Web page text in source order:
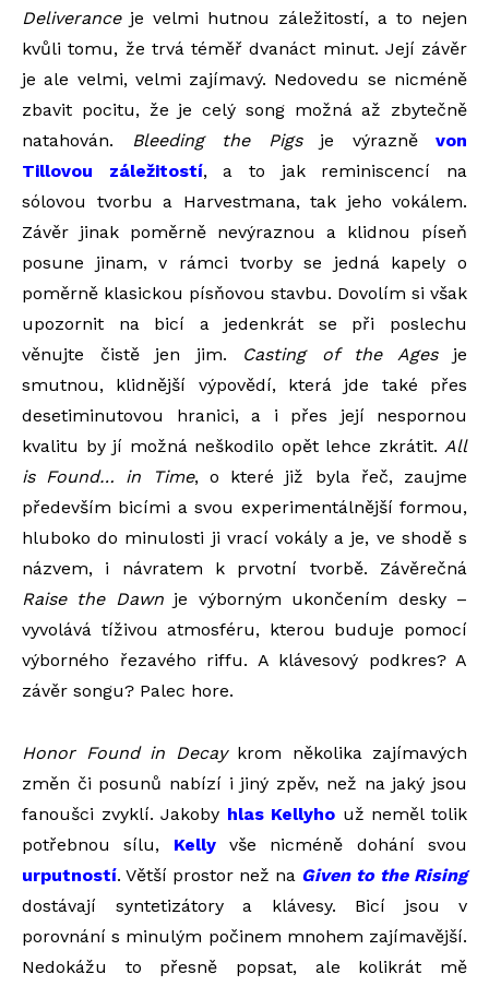
Deliveranceje velmi hutnou záležitostí, a to nejen
kvůli tomu, že trvá téměř dvanáct minut. Její závěr
je ale velmi, velmi zajímavý. Nedovedu se nicméně
zbavit pocitu, že je celý song možná až zbytečně
natahován. Bleeding the Pigsje výrazně von
Tillovou záležitostí, a to jak reminiscencí na
sólovou tvorbu a Harvestmana, tak jeho vokálem.
Závěr jinak poměrně nevýraznou a klidnou píseň
posune jinam, v rámci tvorby se jedná kapely o
poměrně klasickou písňovou stavbu. Dovolím si však
upozornit na bicí a jedenkrát se při poslechu
věnujte čistě jen jim.
Casting of the Agesje
smutnou, klidnější výpovědí, která jde
také přes
desetiminutovou hranici, a i přes její nespornou
kvalitu by jí možná neškodilo opět lehce zkrátit. All
is Found… in Time, o které již byla řeč, zaujme
především bicími a svou experimentálnější formou,
hluboko do minulosti ji vrací vokály a je, ve shodě s
názvem, i návratem k prvotní tvorbě. Závěrečná
Raise the Dawnje výborným ukončením desky –
vyvolává tíživou atmosféru, kterou buduje pomocí
výborného řezavého riffu. A klávesový podkres? A
závěr songu? Palec hore.
Honor Found in Decay krom několika zajímavých
změn či posunů nabízí i jiný zpěv, než na jaký jsou
fanoušci zvyklí. Jakoby hlas Kellyho už neměl tolik
potřebnou sílu, Kellyvše nicméně dohání svou
urputností. Větší prostor než na Given to the Rising
dostávají syntetizátory a klávesy. Bicí jsou
v
porovnání s minulým počinem mnohem zajímavější.
Nedokážu to přesně popsat, ale kolikrát mě